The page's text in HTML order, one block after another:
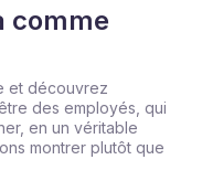
comme
et découvrez
des employés, qui
en un véritable
montrer plutôt que